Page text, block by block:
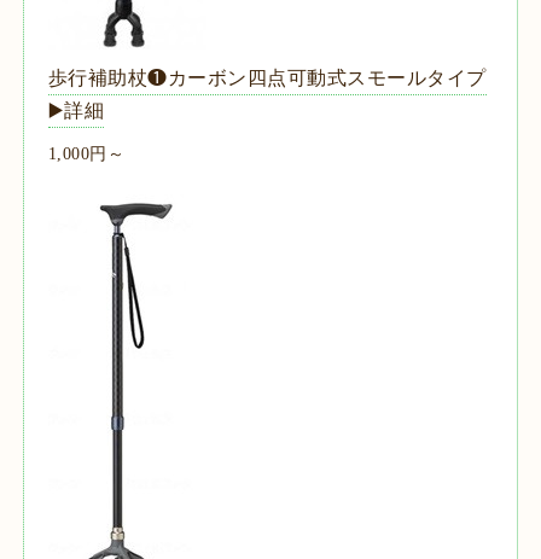
歩行補助杖❶カーボン四点可動式スモールタイプ
▶️詳細
1,000円～